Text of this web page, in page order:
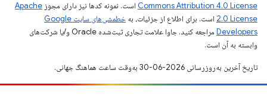
Commons Attribution 4.0 License است. نمونه کدها نیز دارای مجوز Apache
2.0 License است. برای اطلاع از جزئیات، به
خطمشی‌های سایت Google
Developers‏
مراجعه کنید. جاوا علامت تجاری ثبت‌شده Oracle و/یا شرکت‌های
وابسته به آن است.
تاریخ آخرین به‌روزرسانی 2026-06-30 به‌وقت ساعت هماهنگ جهانی.